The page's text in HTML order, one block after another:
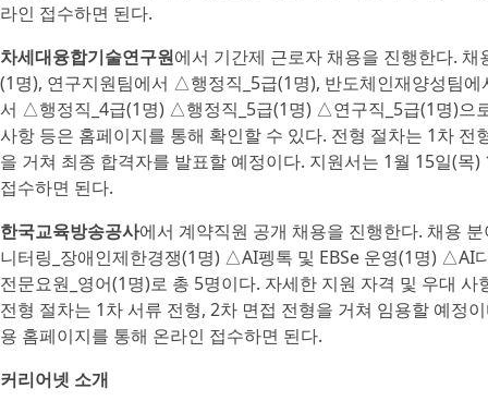
라인 접수하면 된다.
차세대융합기술연구원에서 기간제 근로자 채용을 진행한다.
(1명), 연구지원팀에서 △행정직_5급(1명), 반도체인재양성팀
서 △행정직_4급(1명) △행정직_5급(1명) △연구직_5급(1명)으
사항 등은 홈페이지를 통해 확인할 수 있다. 전형 절차는 1차 전
을 거쳐 최종 합격자를 발표할 예정이다. 지원서는 1월 15일(목
접수하면 된다.
한국교육방송공사에서 계약직원 공개 채용을 진행한다. 채용
니터링_장애인제한경쟁(1명) △AI펭톡 및 EBSe 운영(1명) △AI
전문요원_영어(1명)로 총 5명이다. 자세한 지원 자격 및 우대
전형 절차는 1차 서류 전형, 2차 면접 전형을 거쳐 임용할 예정
용 홈페이지를 통해 온라인 접수하면 된다.
커리어넷 소개